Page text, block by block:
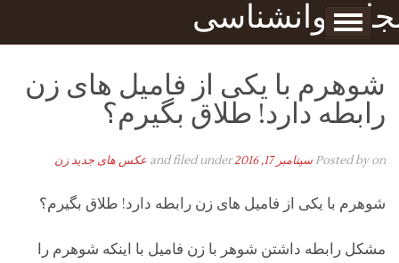
روانشناسی
Skip to content
برگه نمونه
شوهرم با یکی از فامیل های زن
رابطه دارد! طلاق بگیرم؟
Posted byon سپتامبر 17, 2016 and filed under عکس های جدید زن
شوهرم با یکی از فامیل های زن رابطه دارد! طلاق بگیرم؟
مشکل رابطه داشتن شوهر با زن فامیل با اینکه شوهرم را